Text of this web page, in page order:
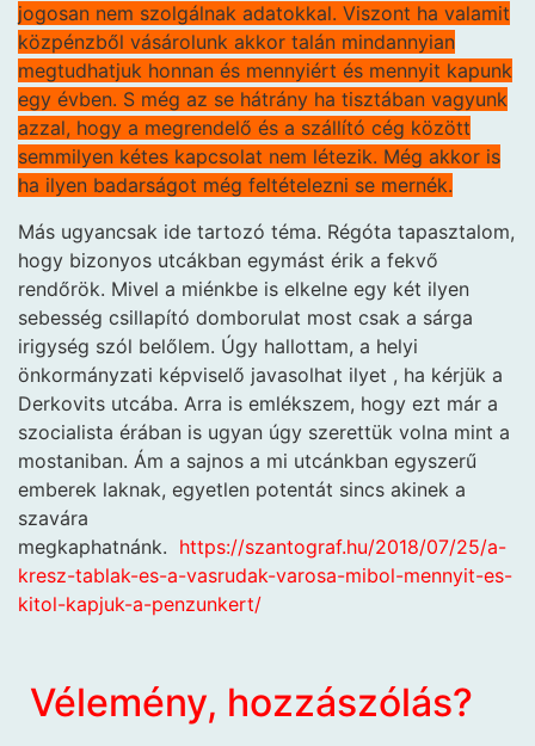
jogosan nem szolgálnak adatokkal. Viszont ha valamit
közpénzből vásárolunk akkor talán mindannyian
megtudhatjuk honnan és mennyiért és mennyit kapunk
egy évben. S még az se hátrány ha tisztában vagyunk
azzal, hogy a megrendelő és a szállító cég között
semmilyen kétes kapcsolat nem létezik. Még akkor is
ha ilyen badarságot még feltételezni se mernék.
Más ugyancsak ide tartozó téma. Régóta tapasztalom,
hogy bizonyos utcákban egymást érik a fekvő
rendőrök. Mivel a miénkbe is elkelne egy két ilyen
sebesség csillapító domborulat most csak a sárga
irigység szól belőlem. Úgy hallottam, a helyi
önkormányzati képviselő javasolhat ilyet , ha kérjük a
Derkovits utcába. Arra is emlékszem, hogy ezt már a
szocialista érában is ugyan úgy szerettük volna mint a
mostaniban. Ám a sajnos a mi utcánkban egyszerű
emberek laknak, egyetlen potentát sincs akinek a
szavára
megkaphatnánk. https://szantograf.hu/2018/07/25/a-
kresz-tablak-es-a-vasrudak-varosa-mibol-mennyit-es-
kitol-kapjuk-a-penzunkert/
Vélemény, hozzászólás?